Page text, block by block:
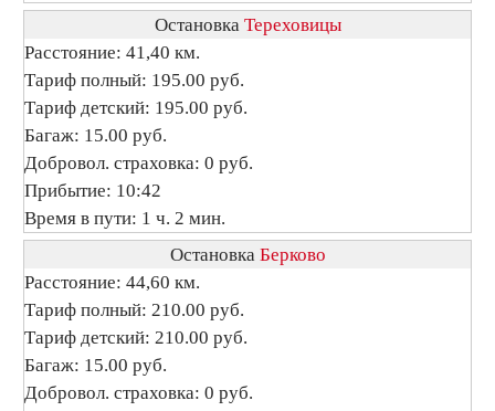
Остановка Тереховицы
Расстояние: 41,40 км.
Тариф полный: 195.00 руб.
Тариф детский: 195.00 руб.
Багаж: 15.00 руб.
Добровол. страховка: 0 руб.
Прибытие: 10:42
Время в пути: 1 ч. 2 мин.
Остановка Берково
Расстояние: 44,60 км.
Тариф полный: 210.00 руб.
Тариф детский: 210.00 руб.
Багаж: 15.00 руб.
Добровол. страховка: 0 руб.